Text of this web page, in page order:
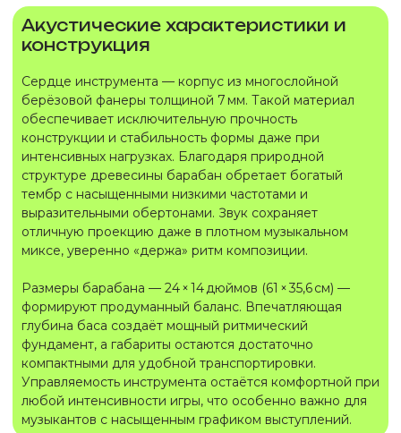
Акустические характеристики и
конструкция
Сердце инструмента — корпус из многослойной
берёзовой фанеры толщиной 7 мм. Такой материал
обеспечивает исключительную прочность
конструкции и стабильность формы даже при
интенсивных нагрузках. Благодаря природной
структуре древесины барабан обретает богатый
тембр с насыщенными низкими частотами и
выразительными обертонами. Звук сохраняет
отличную проекцию даже в плотном музыкальном
миксе, уверенно «держа» ритм композиции.
Размеры барабана — 24 × 14 дюймов (61 × 35,6 см) —
формируют продуманный баланс. Впечатляющая
глубина баса создаёт мощный ритмический
фундамент, а габариты остаются достаточно
компактными для удобной транспортировки.
Управляемость инструмента остаётся комфортной при
любой интенсивности игры, что особенно важно для
музыкантов с насыщенным графиком выступлений.